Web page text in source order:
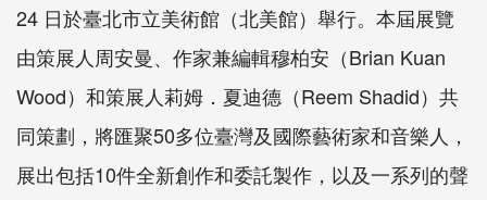
24 日於臺北市立美術館（北美館）舉行。本屆展覽
由策展人周安曼、作家兼編輯穆柏安（Brian Kuan
Wood）和策展人莉姆．夏迪德（Reem Shadid）共
同策劃，將匯聚50多位臺灣及國際藝術家和音樂人，
展出包括10件全新創作和委託製作，以及一系列的聲